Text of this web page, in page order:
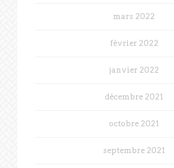
mars 2022
février 2022
janvier 2022
décembre 2021
octobre 2021
septembre 2021